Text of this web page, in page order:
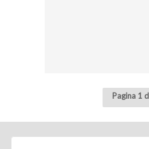
Pagina 1